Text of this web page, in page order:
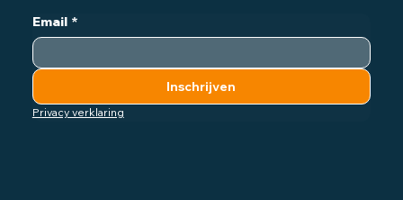
Email *
Inschrijven
Privacy verklaring